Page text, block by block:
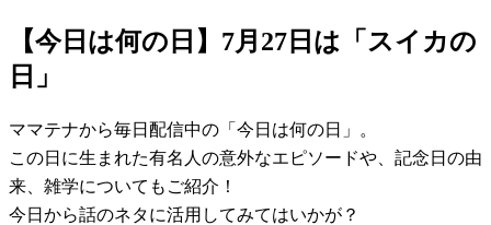
【今日は何の日】7月27日は「スイカの
日」
ママテナから毎日配信中の「今日は何の日」。
この日に生まれた有名人の意外なエピソードや、記念日の由
来、雑学についてもご紹介！
今日から話のネタに活用してみてはいかが？